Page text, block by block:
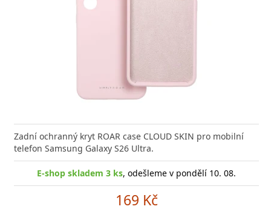
Zadní ochranný kryt ROAR case CLOUD SKIN pro mobilní
telefon Samsung Galaxy S26 Ultra.
E-shop skladem 3 ks, odešleme v pondělí 10. 08.
169 Kč